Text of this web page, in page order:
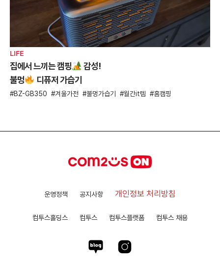
LIFE
집에서 느끼는 캠핑
감성!
불멍
디퓨저 가습기
BZ-GB350 겨울가전 불멍가습기 월간it템 홈캠핑
운영정책 공지사항 개인정보 처리방침
컴투스홀딩스 컴투스 컴투스플랫폼 컴투스 채용